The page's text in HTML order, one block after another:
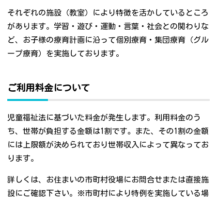
それぞれの施設（教室）により特徴を活かしているところ
があります。学習・遊び・運動・言葉・社会との関わりな
ど、お子様の療育計画に沿って個別療育・集団療育（グル
ープ療育）を実施しております。
ご利用料金について
児童福祉法に基づいた料金が発生します。利用料金のう
ち、世帯が負担する金額は1割です。また、その1割の金額
には上限額が決められており世帯収入によって異なってお
ります。
詳しくは、お住まいの市町村役場にお問合せまたは直接施
設にご確認下さい。※市町村により特例を実施している場